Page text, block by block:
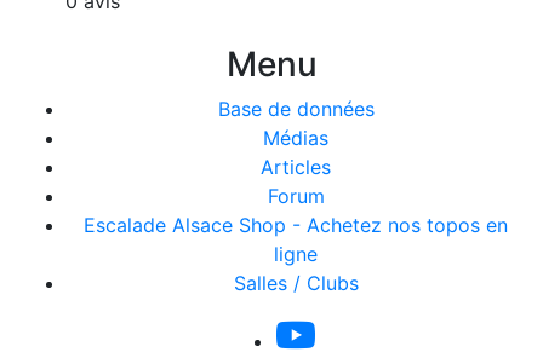
Menu
Base de données
Médias
Articles
Forum
Escalade Alsace Shop - Achetez nos topos en
ligne
Salles / Clubs